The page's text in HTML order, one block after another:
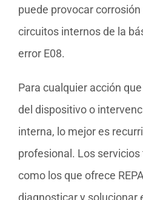
puede provocar
circuitos internos de la
error E08.
Para cualquier acción
del dispositivo o
interna, lo mejor es
profesional. Los
como los que ofrece
diagnosticar y solucionar